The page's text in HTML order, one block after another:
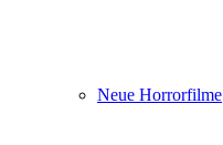
Neue Horrorfilme